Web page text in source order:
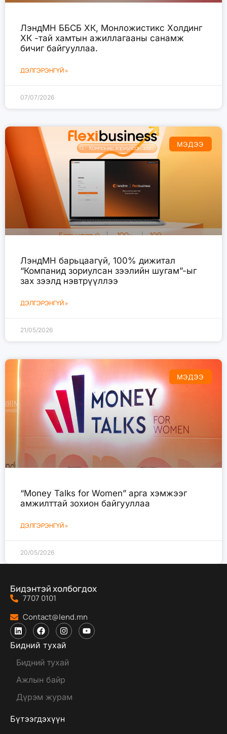
ЛэндМН ББСБ ХК, Монложистикс Холдинг
ХК -тай хамтын ажиллагааны санамж
бичиг байгууллаа.
ДЭЛГЭРЭНГҮЙ »
07/07/2026
МЭДЭЭ
ЛэндМН барьцаагүй, 100% дижитал
“Компанид зориулсан зээлийн шугам”-ыг
зах зээлд нэвтрүүллээ
ДЭЛГЭРЭНГҮЙ »
21/05/2026
МЭДЭЭ
“Money Talks for Women” арга хэмжээг
амжилттай зохион байгууллаа
ДЭЛГЭРЭНГҮЙ »
20/05/2026
Бидэнтэй холбогдох
7707 0101
Contact@lend.mn
Бидний тухай
Бүтээгдэхүүн
Бидний тухай
Ажлын байр
Дүрэм журам